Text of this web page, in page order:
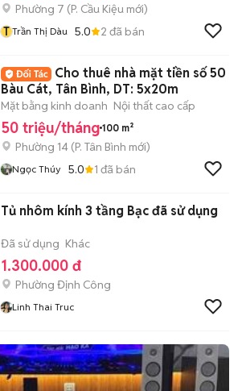
Phường 7 (P. Cầu Kiệu mới)
T Trần Thị Dàu 5.0 2 đã bán
Cho thuê nhà mặt tiền số 50
Bàu Cát, Tân Bình, DT: 5x20m
Mặt bằng kinh doanh Nội thất cao cấp
50 triệu/tháng 100 m²
Phường 14 (P. Tân Bình mới)
Ngọc Thúy 5.0 1 đã bán
Tủ nhôm kính 3 tầng Bạc đã sử dụng
Đã sử dụng Khác
1.300.000 đ
Phường Định Công
Linh Thai Truc